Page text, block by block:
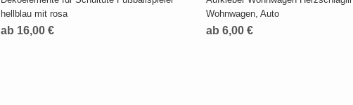
hellblau mit rosa
ab 16,00 €
Wohnwagen, Auto
ab 6,00 €